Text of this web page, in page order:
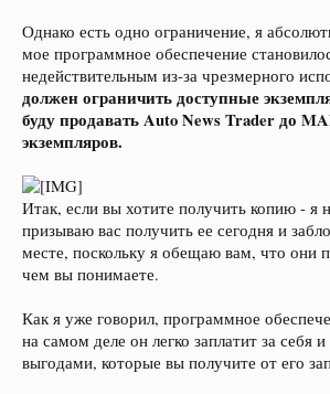
Однако есть одно ограничение, я
мое программное обеспечение
недействительным из-за чрезмерного
должен ограничить доступные
буду продавать Auto News Trader до
экземпляров.
Итак, если вы хотите получить копию - я
призываю вас получить ее сегодня и
месте, поскольку я обещаю вам, что они
чем вы понимаете.
Как я уже говорил, программное
на самом деле он легко заплатит за себя
выгодами, которые вы получите от его